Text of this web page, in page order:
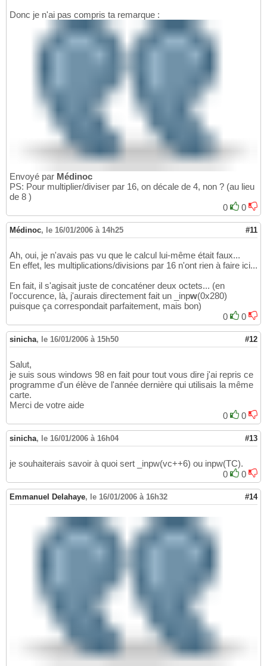
Donc je n'ai pas compris ta remarque :
Envoyé par Médinoc
PS: Pour multiplier/diviser par 16, on décale de 4, non ? (au lieu
de 8 )
0
0
Médinoc, le 16/01/2006 à 14h25 #11
Ah, oui, je n'avais pas vu que le calcul lui-même était faux...
En effet, les multiplications/divisions par 16 n'ont rien à faire ici...
En fait, il s'agisait juste de concaténer deux octets... (en
l'occurence, là, j'aurais directement fait un _inpw(0x280)
puisque ça correspondait parfaitement, mais bon)
0
0
sinicha, le 16/01/2006 à 15h50 #12
Salut,
je suis sous windows 98 en fait pour tout vous dire j'ai repris ce
programme d'un élève de l'année dernière qui utilisais la même
carte.
Merci de votre aide
0
0
sinicha, le 16/01/2006 à 16h04 #13
je souhaiterais savoir à quoi sert _inpw(vc++6) ou inpw(TC).
0
0
Emmanuel Delahaye, le 16/01/2006 à 16h32 #14